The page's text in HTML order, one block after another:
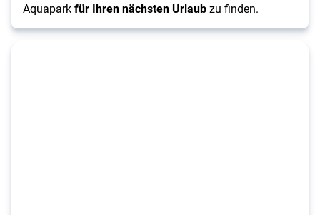
Aquaparkfür Ihren nächsten Urlaubzu finden.